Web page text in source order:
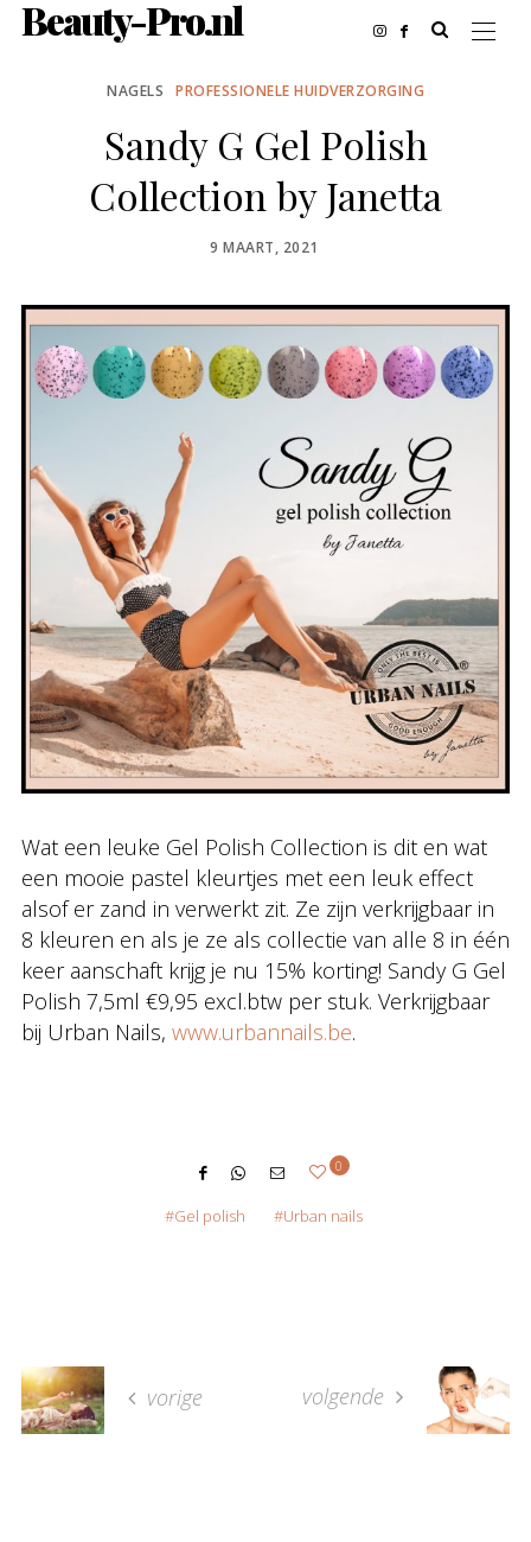
Beauty-Pro.nl
NAGELS PROFESSIONELE HUIDVERZORGING
Sandy G Gel Polish
Collection by Janetta
POSTED
9 MAART, 2021
Wat een leuke Gel Polish Collection is dit en wat
een mooie pastel kleurtjes met een leuk effect
alsof er zand in verwerkt zit. Ze zijn verkrijgbaar in
8 kleuren en als je ze als collectie van alle 8 in één
keer aanschaft krijg je nu 15% korting! Sandy G Gel
Polish 7,5ml €9,95 excl.btw per stuk. Verkrijgbaar
bij Urban Nails, www.urbannails.be.
0
Gel polish Urban nails
vorige volgende